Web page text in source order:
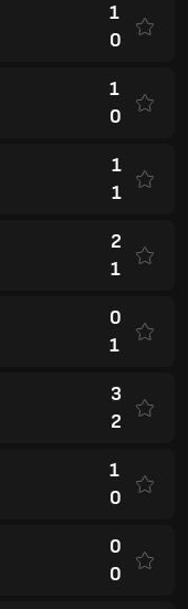
1
0
1
0
1
1
2
1
0
1
3
2
1
0
0
0